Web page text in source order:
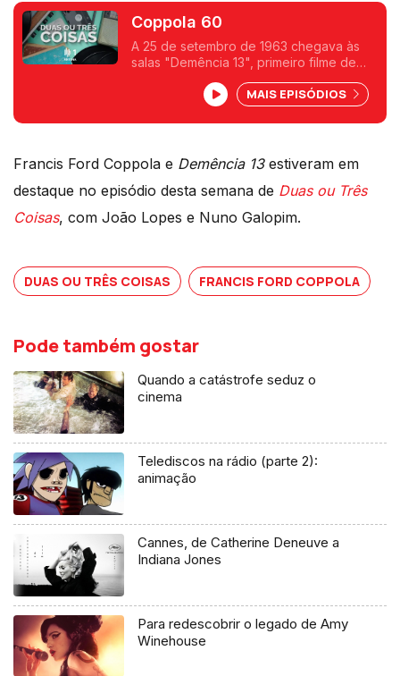
Coppola 60
A 25 de setembro de 1963 chegava às
salas "Demência 13", primeiro filme de
João Lopes e Nuno Galopim evocam
alguns momentos da sua filmografia.
MAIS EPISÓDIOS
Francis Ford Coppola e Demência 13estiveram em
destaque no episódio desta semana de Duas ou Três
Coisas, com João Lopes e Nuno Galopim.
DUAS OU TRÊS COISAS FRANCIS FORD COPPOLA
Pode também gostar
Quando a catástrofe seduz o
cinema
Telediscos na rádio (parte 2):
animação
Cannes, de Catherine Deneuve a
Indiana Jones
Para redescobrir o legado de Amy
Winehouse